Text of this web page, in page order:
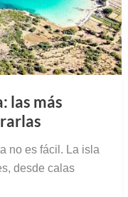
las más
no es fácil. La isla
desde calas